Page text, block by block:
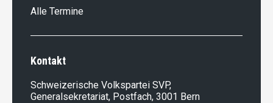
Alle Termine
Kontakt
Schweizerische Volkspartei SVP,
Generalsekretariat, Postfach, 3001 Bern